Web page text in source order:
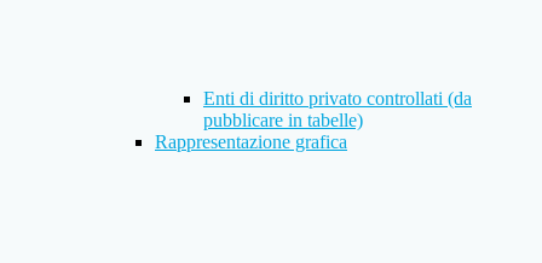
Enti di diritto privato controllati (da
pubblicare in tabelle)
Rappresentazione grafica